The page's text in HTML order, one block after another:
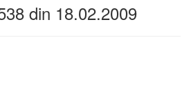
din 18.02.2009